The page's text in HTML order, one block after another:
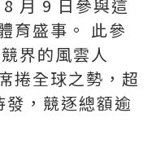
月 9 日參與這
育盛事。 此參
界的風雲人
捲全球之勢，超
，競逐總額逾